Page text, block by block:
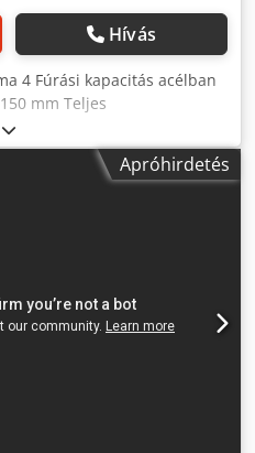
Hívás
4 Fúrási kapacitás acélban
mm Teljes
kb. t Helyigény kb. m
Apróhirdetés